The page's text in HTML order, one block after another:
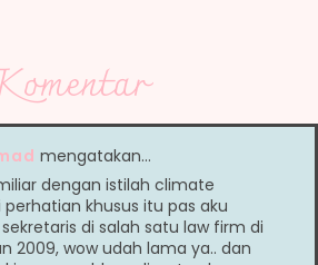
mengatakan…
dengan istilah climate
khusus itu pas aku
di salah satu law firm di
2009, wow udah lama ya.. dan